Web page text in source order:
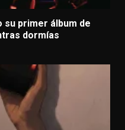
primer álbum de
dormías